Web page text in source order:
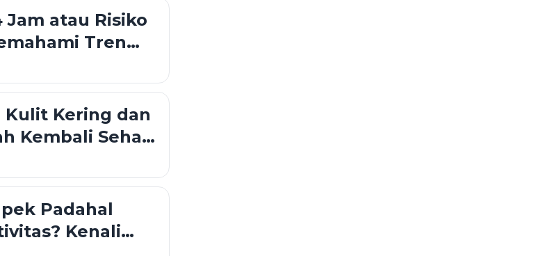
Jam atau Risiko
Tren
dengan AI
Kulit Kering dan
Kembali Sehat
Padahal
Kenali